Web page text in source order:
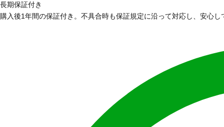
長期保証付き
購入後1年間の保証付き。不具合時も保証規定に沿って対応し、安心